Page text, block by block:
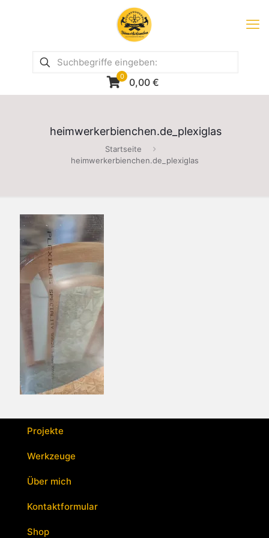
0 0,00 €
heimwerkerbienchen.de_plexiglas
Startseite
heimwerkerbienchen.de_plexiglas
Projekte
Werkzeuge
Über mich
Kontaktformular
Shop